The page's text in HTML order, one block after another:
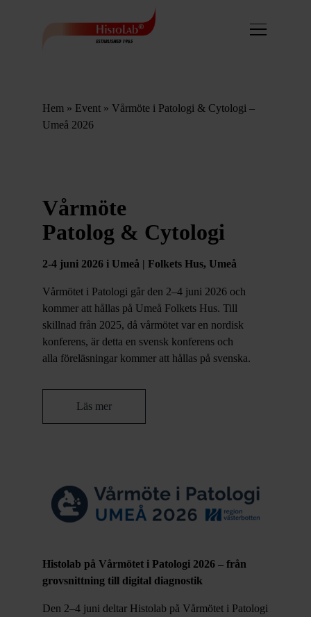
Hem » Event» Vårmöte i Patologi & Cytologi –
Umeå 2026
Vårmöte
Patolog & Cytologi
2-4 juni 2026 i Umeå | Folkets Hus, Umeå
Vårmötet i Patologi går den 2–4 juni 2026 och
kommer att hållas på Umeå Folkets Hus. Till
skillnad från 2025, då vårmötet var en nordisk
konferens, är detta en svensk konferens och
alla föreläsningar kommer att hållas på svenska.
Läs mer
Histolab på Vårmötet i Patologi 2026 – från
grovsnittning till digital diagnostik
Den 2–4 juni deltar Histolab på Vårmötet i Patologi